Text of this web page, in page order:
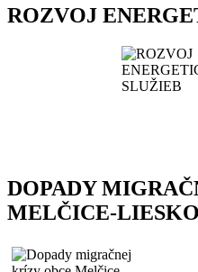
ROZVOJ
DOPADY
MELČICE-